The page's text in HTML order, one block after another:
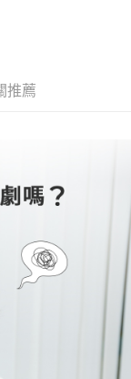
需透過AFTEE先享
後付」服務完成之交
同意方可使用
本公司不負相關責
戶狀況，依本公司即
本公司將視審查結果
推薦